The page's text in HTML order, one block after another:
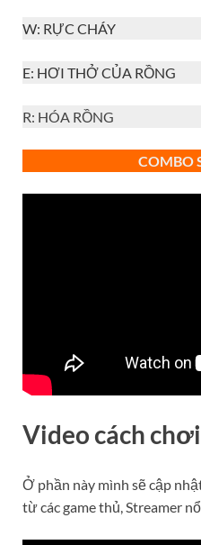
W: RỰC CHÁY
E: HƠI THỞ CỦA RỒNG
R: HÓA RỒNG
COMBO
Video cách
Ở phần này mình sẽ cập
từ các game thủ, Streamer